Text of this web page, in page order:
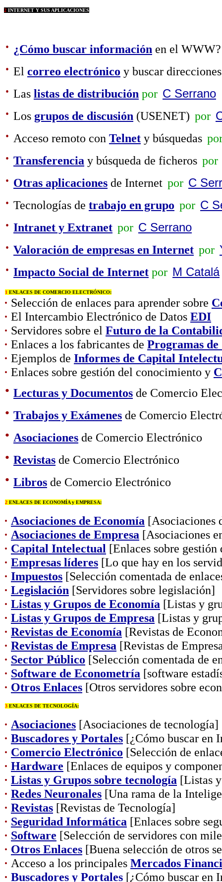
2 INTERNET Y SUS APLICACIONES
· ¿Cómo buscar información en el WWW?
· El correo electrónico y buscar direcciones
· Las listas de distribución por C Serrano
· Los grupos de discusión (USENET) por
· Acceso remoto con Telnet y búsquedas
· Transferencia y búsqueda de ficheros por
· Otras aplicaciones de Internet por C
· Tecnologías de trabajo en grupo por C
· Intranet y Extranet por C Serrano
· Valoración de empresas en Internet por
· Impacto Social de Internet por M Catalá
1 ENLACES DE COMERCIO ELECTRÓNICO:
· Selección de enlaces para aprender sobre
· El Intercambio Electrónico de Datos EDI
· Servidores sobre el Futuro de la
· Enlaces a los fabricantes de Programas
· Ejemplos de Informes de Capital
· Enlaces sobre gestión del conocimiento y
· Lecturas y Documentos de Comercio
· Trabajos y Exámenes de Comercio
· Asociaciones de Comercio Electrónico
· Revistas de Comercio Electrónico
· Libros de Comercio Electrónico
2 ENLACES DE ECONOMÍA y EMPRESA:
· Asociaciones de Economía [Asociaciones
· Asociaciones de Empresa [Asociaciones
· Capital Intelectual [Enlaces sobre
· Empresas líderes [Lo que hay en los
· Impuestos [Selección comentada de
· Legislación [Servidores sobre legislación]
· Listas y Grupos de Economía [Listas y
· Listas y Grupos de Empresa [Listas y
· Revistas de Economía [Revistas de
· Revistas de Empresa [Revistas de
· Sector Público [Selección comentada de
· Software de Econometría [software
· Otros Enlaces [Otros servidores sobre
3 ENLACES DE TECNOLOGÍA:
· Asociaciones [Asociaciones de tecnología]
· Buscadores y Portales [¿Cómo buscar en
· Comercio Electrónico [Selección de
· Hardware [Enlaces de equipos y
· Listas y Grupos sobre tecnología [Listas
· Redes Neuronales [Una rama de la
· Revistas [Revistas de Tecnología]
· Seguridad Informática [Enlaces sobre
· Software [Selección de servidores con
· Otros Enlaces [Buena selección de otros
· Acceso a los principales Mercados
· Buscadores y Portales [¿Cómo buscar en